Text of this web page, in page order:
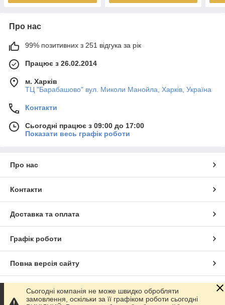
Про нас
99% позитивних з 251 відгука за рік
Працює з 26.02.2014
м. Харків
ТЦ "Барабашово" вул. Миколи Манойла, Харків, Україна
Контакти
Сьогодні працює з 09:00 до 17:00
Показати весь графік роботи
Про нас
Контакти
Доставка та оплата
Графік роботи
Повна версія сайту
Сайт створено на маркетплейсіProm.ua
Сьогодні компанія не може швидко обробляти
замовлення, оскільки за її графіком роботи сьогодні